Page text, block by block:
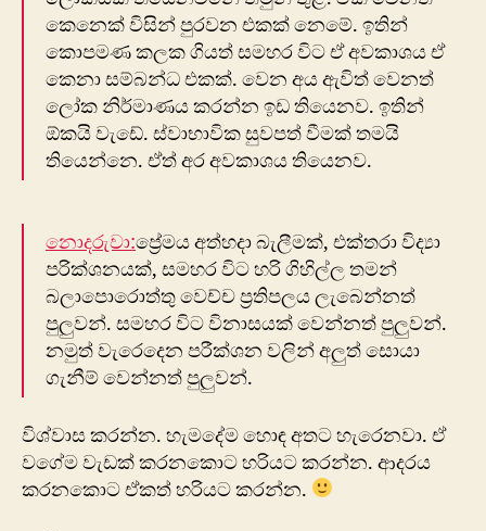
කෙනෙක් විසින් පුරවන එකක් නෙමේ. ඉතින්
කොපමණ කලක ගියත් සමහර විට ඒ අවකාශය ඒ
කෙනා සම්බන්ධ එකක්. වෙන අය ඇවිත් වෙනත්
ලෝක නිර්මාණය කරන්න ඉඩ තියෙනව. ඉතින්
ඕකයි වැඩේ. ස්වාභාවික සුවපත් වීමක් තමයි
තියෙන්නෙ. ඒත් අර අවකාශය තියෙනව.
නොදරුවා:ප්‍රේමය අත්හදා බැලීමක්, එක්තරා විද්‍යා
පරික්ශනයක්, සමහර විට හරි ගිහිල්ල තමන්
බලාපොරොත්තු වෙච්ච ප්‍රතිපලය ලැබෙන්නත්
පුලුවන්. සමහර විට විනාසයක් වෙන්නත් පුලුවන්.
නමුත් වැරෙදෙන පරීක්ශන වලින් අලුත් සොයා
ගැනීම් වෙන්නත් පුලුවන්.
විශ්වාස කරන්න. හැමදේම හොඳ අතට හැරෙනවා. ඒ
වගේම වැඩක් කරනකොට හරියට කරන්න. ආදරය
කරනකොට ඒකත් හරියට කරන්න.